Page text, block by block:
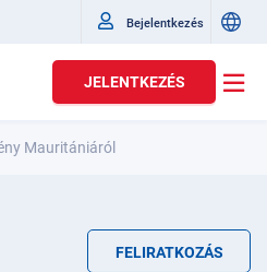
Bejelentkezés
JELENTKEZÉS
Mauritániáról
FELIRATKOZÁS